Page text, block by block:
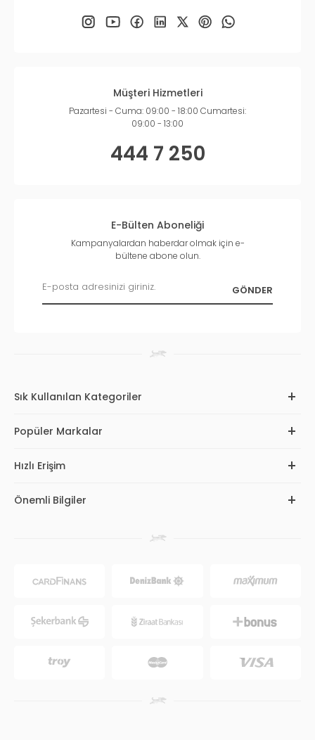
Müşteri Hizmetleri
Pazartesi - Cuma: 09:00 - 18:00 Cumartesi:
09:00 - 13:00
444 7 250
E-Bülten Aboneliği
Kampanyalardan haberdar olmak için e-
bültene abone olun.
Sık Kullanılan Kategoriler
Popüler Markalar
Hızlı Erişim
Önemli Bilgiler